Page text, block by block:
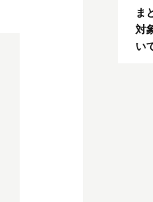
ま
対
い